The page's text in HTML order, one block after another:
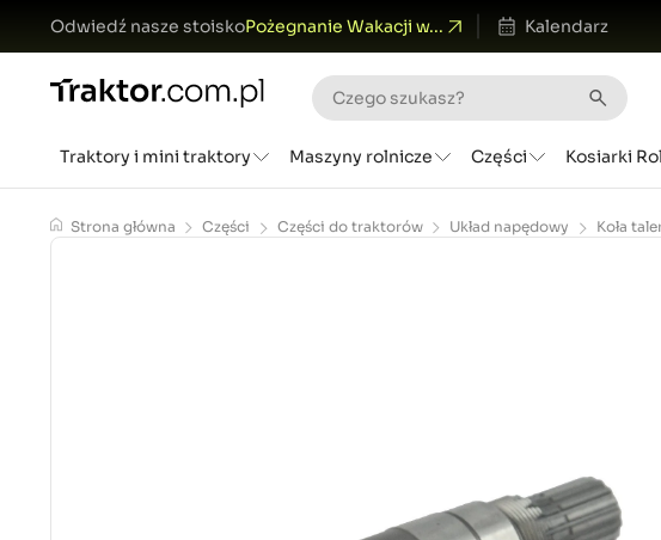
Odwiedź nasze stoiskoPożegnanie Wakacji w... Kalendarz
Traktory i mini traktory Maszyny rolnicze Części Kosiarki
Strona główna Części Części do traktorów Układ napędowy Koła